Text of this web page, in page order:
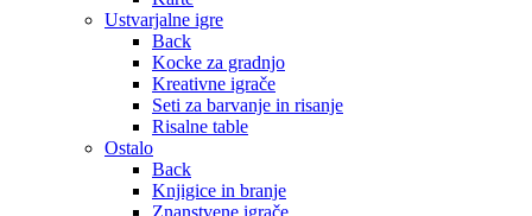
Ustvarjalne igre
Back
Kocke za gradnjo
Kreativne igrače
Seti za barvanje in risanje
Risalne table
Ostalo
Back
Knjigice in branje